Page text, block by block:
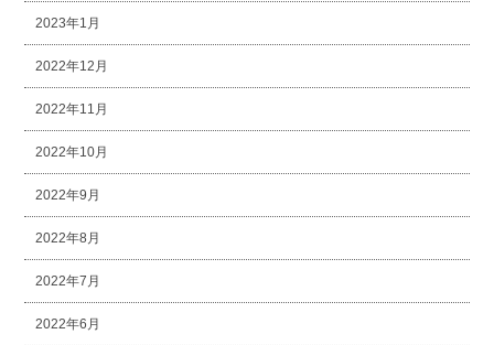
2023年1月
2022年12月
2022年11月
2022年10月
2022年9月
2022年8月
2022年7月
2022年6月